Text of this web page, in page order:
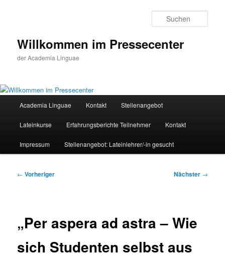
Willkommen im Pressecenter
der Academia Linguae
Academia Linguae Kontakt Stellenangebot
Lateinkurse Erfahrungsberichte Teilnehmer Kontakt
Impressum Stellenangebot: Lateinlehrer/-in gesucht
Beitragsnavigation
← Vorheriger Nächster →
„Per aspera ad astra – Wie
sich Studenten selbst aus